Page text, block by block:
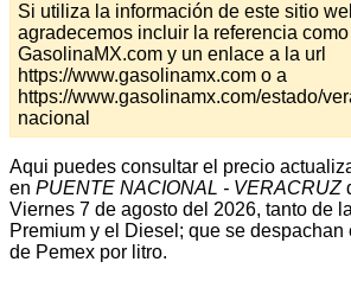
Si utiliza la información de este sitio
agradecemos incluir la referencia
GasolinaMX.com y un enlace a la url
https://www.gasolinamx.com o a
https://www.gasolinamx.com/estado/
nacional
Aqui puedes consultar el precio
en PUENTE NACIONAL - VERACRUZ
Viernes 7 de agosto del 2026, tanto de
Premium y el Diesel; que se
de Pemex por litro.